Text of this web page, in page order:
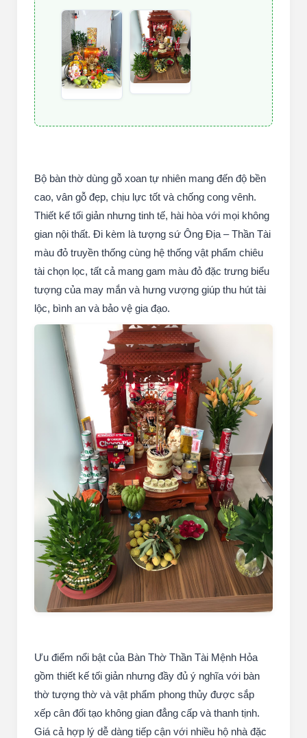
Bộ bàn thờ dùng gỗ xoan tự nhiên mang đến độ bền
cao, vân gỗ đẹp, chịu lực tốt và chống cong vênh.
Thiết kế tối giản nhưng tinh tế, hài hòa với mọi không
gian nội thất. Đi kèm là tượng sứ Ông Địa – Thần Tài
màu đỏ truyền thống cùng hệ thống vật phẩm chiêu
tài chọn lọc, tất cả mang gam màu đỏ đặc trưng biểu
tượng của may mắn và hưng vượng giúp thu hút tài
lộc, bình an và bảo vệ gia đạo.
Ưu điểm nổi bật của Bàn Thờ Thần Tài Mệnh Hỏa
gồm thiết kế tối giản nhưng đầy đủ ý nghĩa với bàn
thờ tượng thờ và vật phẩm phong thủy được sắp
xếp cân đối tạo không gian đẳng cấp và thanh tịnh.
Giá cả hợp lý dễ dàng tiếp cận với nhiều hộ nhà đặc